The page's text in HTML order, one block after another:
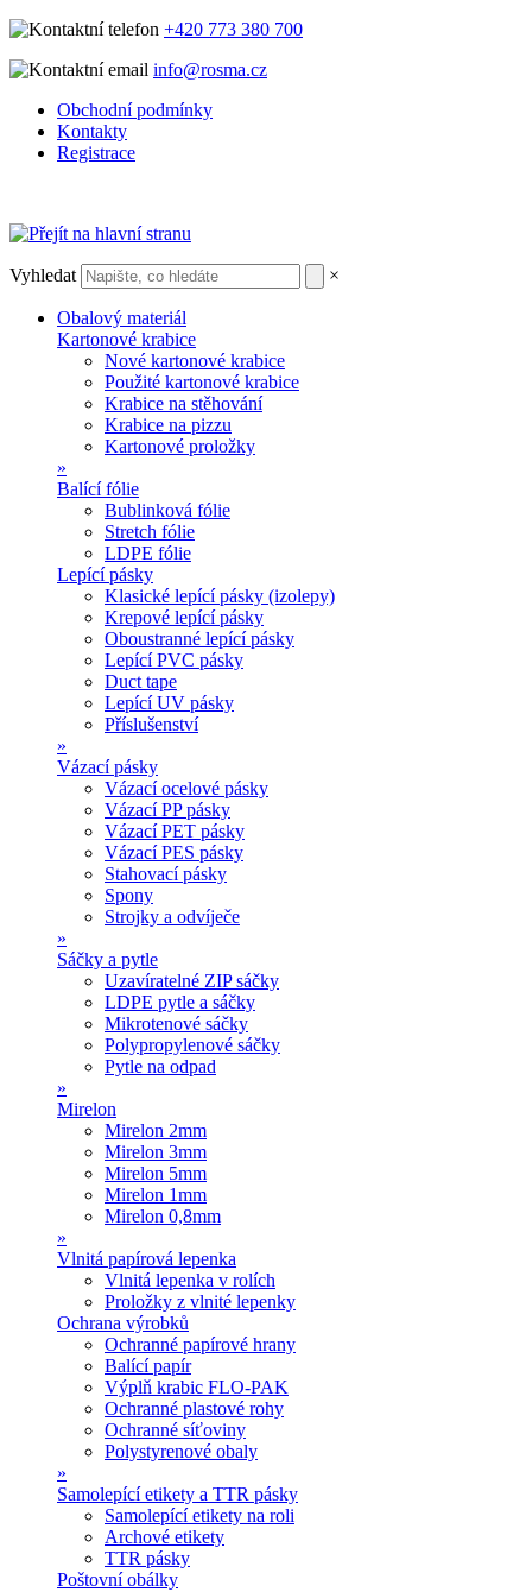
+420 773 380 700
info@rosma.cz
Obchodní podmínky
Kontakty
Registrace
Vyhledat ×
Obalový materiál
Kartonové krabice
Nové kartonové krabice
Použité kartonové krabice
Krabice na stěhování
Krabice na pizzu
Kartonové proložky
»
Balící fólie
Bublinková fólie
Stretch fólie
LDPE fólie
Lepící pásky
Klasické lepící pásky (izolepy)
Krepové lepící pásky
Oboustranné lepící pásky
Lepící PVC pásky
Duct tape
Lepící UV pásky
Příslušenství
»
Vázací pásky
Vázací ocelové pásky
Vázací PP pásky
Vázací PET pásky
Vázací PES pásky
Stahovací pásky
Spony
Strojky a odvíječe
»
Sáčky a pytle
Uzavíratelné ZIP sáčky
LDPE pytle a sáčky
Mikrotenové sáčky
Polypropylenové sáčky
Pytle na odpad
»
Mirelon
Mirelon 2mm
Mirelon 3mm
Mirelon 5mm
Mirelon 1mm
Mirelon 0,8mm
»
Vlnitá papírová lepenka
Vlnitá lepenka v rolích
Proložky z vlnité lepenky
Ochrana výrobků
Ochranné papírové hrany
Balící papír
Výplň krabic FLO-PAK
Ochranné plastové rohy
Ochranné síťoviny
Polystyrenové obaly
»
Samolepící etikety a TTR pásky
Samolepící etikety na roli
Archové etikety
TTR pásky
Poštovní obálky